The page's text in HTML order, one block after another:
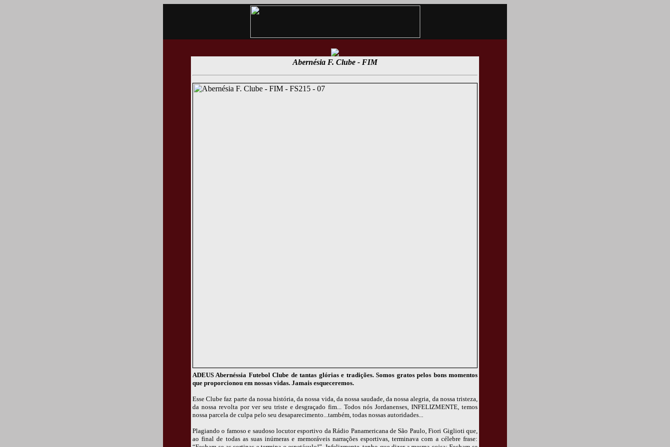
Abernésia F. Clube - FIM
ADEUS Abernéssia Futebol Clube de tantas glórias e tradições. Somos gratos pelos bons momentos
que proporcionou em nossas vidas. Jamais esqueceremos.
Esse Clube faz parte da nossa história, da nossa vida, da nossa saudade, da nossa alegria, da nossa tristeza,
da nossa revolta por ver seu triste e desgraçado fim... Todos nós Jordanenses, INFELIZMENTE, temos
nossa parcela de culpa pelo seu desaparecimento...também, todas nossas autoridades...
Plagiando o famoso e saudoso locutor esportivo da Rádio Panamericana de São Paulo, Fiori Giglioti que,
ao final de todas as suas inúmeras e memoráveis narrações esportivas, terminava com a célebre frase: